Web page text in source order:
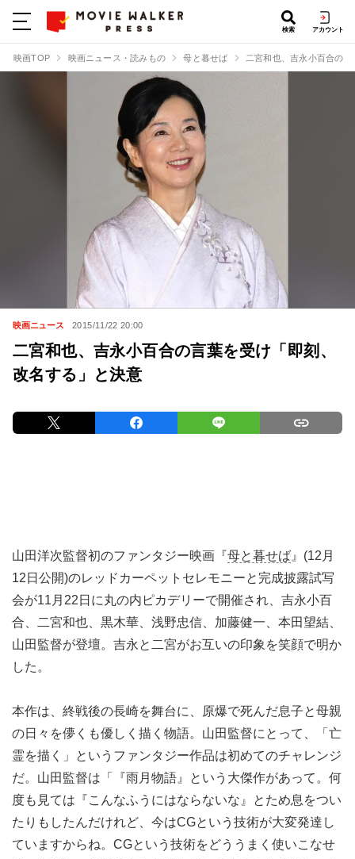
検索 アカウント
映画TOP 映画ニュース・読みもの 母と暮せば 二宮和也、吉永小百合の
映画ニュース 2015/11/22 20:00
二宮和也、吉永小百合の言葉を受け「即刻、
改名する」と決意
山田洋次監督初のファンタジー映画『母と暮せば 』(12月
12日公開)のレッドカーペットセレモニーと完成披露試写
会が11月22日に丸の内ピカデリーで開催され、吉永小百
合、二宮和也、黒木華、浅野忠信、加藤健一、本田望結、
山田監督が登壇。吉永と二宮がお互いの印象を笑顔で明か
した。
本作は、終戦後の長崎を舞台に、原爆で死んだ息子と母親
の日々を儚くも優しく描く物語。山田監督にとって、「亡
霊を描く」というファンタジー作品は初めてのチャレンジ
だ。山田監督は「『雨月物語』という大傑作があって。何
度も見ては『こんなふうにはならないな』とため息をつい
たりもしたんだけれど、今はCGという技術が大変発達し
ていますからね。CGという技術をどううまく使いこなせ